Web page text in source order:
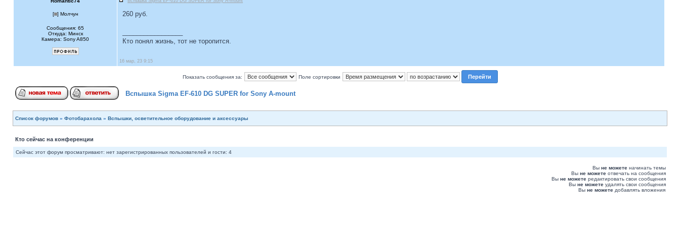
[ ] Молчун
Сообщения: 65
Откуда: Минск
Камера: Sony A850
260 руб.
Кто понял жизнь, тот не торопится.
16 мар, 23 9:15
Показать сообщения за: Поле сортировки
Вспышка Sigma EF-610 DG SUPER for Sony A-mount
Список форумов » Фотобарахола » Вспышки, осветительное оборудование и аксессуары
Кто сейчас на конференции
Сейчас этот форум просматривают: нет зарегистрированных пользователей и гости: 4
Вы не можете начинать темы
Вы не можете отвечать на сообщения
Вы не можете редактировать свои сообщения
Вы не можете удалять свои сообщения
Вы не можете добавлять вложения